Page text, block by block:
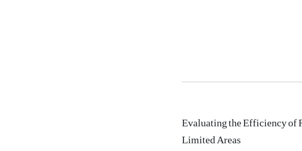
Evaluating the Efficiency
Limited Areas